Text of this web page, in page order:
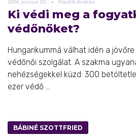
2014. június 20. Paulik András
Ki védi meg a
védőnőket?
Hungarikummá válhat idén a
védőnői szolgálat. A szakma
nehézségekkel küzd: 300
ezer védő ...
BÁBINÉ SZOTTFRIED